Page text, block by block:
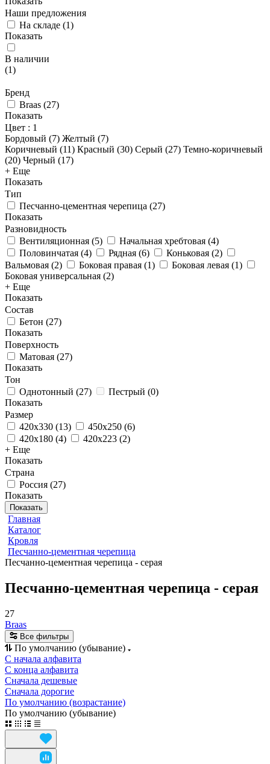
Наши предложения
На складе (1)
Показать
В наличии
(1)
Бренд
Braas (27)
Показать
Цвет : 1
Бордовый (7) Желтый (7)
Коричневый (11) Красный (30) Серый (27) Темно-коричневый
(20) Черный (17)
+ Еще
Показать
Тип
Песчанно-цементная черепица (27)
Показать
Разновидность
Вентиляционная (5) Начальная хребтовая (4)
Половинчатая (4) Рядная (6) Коньковая (2)
Вальмовая (2) Боковая правая (1) Боковая левая (1)
Боковая универсальная (2)
+ Еще
Показать
Состав
Бетон (27)
Показать
Поверхность
Матовая (27)
Показать
Тон
Однотонный (27) Пестрый (0)
Показать
Размер
420х330 (13) 450х250 (6)
420х180 (4) 420х223 (2)
+ Еще
Показать
Страна
Россия (27)
Показать
Показать
Главная
Каталог
Кровля
Песчанно-цементная черепица
Песчанно-цементная черепица - серая
Песчанно-цементная черепица - серая
27
Braas
Все фильтры
По умолчанию (убывание)
С начала алфавита
С конца алфавита
Сначала дешевые
Сначала дорогие
По умолчанию (возрастание)
По умолчанию (убывание)